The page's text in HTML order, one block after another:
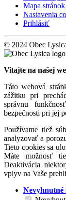
Mapa stránok
Nastavenia
Prihlásiť
© 2024 Obec
Vitajte na našej
Táto webová
zážitku pri
správnu
bezpečnosti pri jej
Používame tiež
analyzovať a
Tieto cookies sa
Máte možnosť
Deaktivácia
vplyv na Vaše
Nevyhnutné